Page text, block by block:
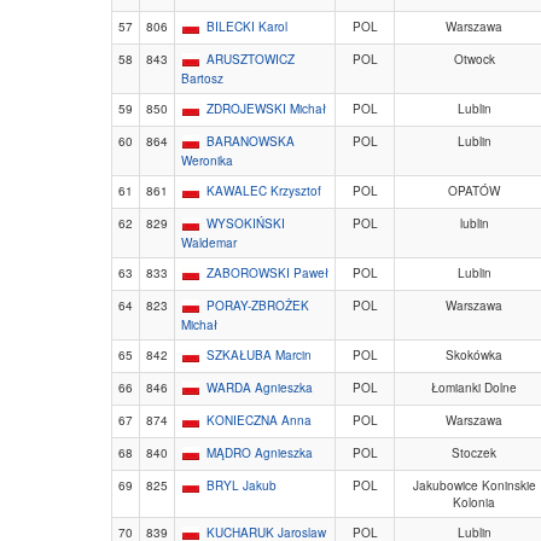
57 806 BILECKI Karol POL
Warszawa
58
843
ARUSZTOWICZ
Bartosz
POL Otwock
59 850 ZDROJEWSKI Michał POL
Lublin
60
864
BARANOWSKA
Weronika
POL Lublin
61 861 KAWALEC Krzysztof POL
OPATÓW
62
829
WYSOKIŃSKI
Waldemar
POL lublin
63 833 ZABOROWSKI Paweł POL
Lublin
64
823
PORAY-ZBROŻEK
Michał
POL Warszawa
65 842 SZKAŁUBA Marcin POL
Skokówka
66
846 WARDA Agnieszka POL
Łomianki Dolne
67
874 KONIECZNA Anna POL
Warszawa
68
840 MĄDRO Agnieszka POL
Stoczek
69
825 BRYL Jakub POL
Jakubowice Koninskie
Kolonia
70
839 KUCHARUK Jaroslaw POL Lublin